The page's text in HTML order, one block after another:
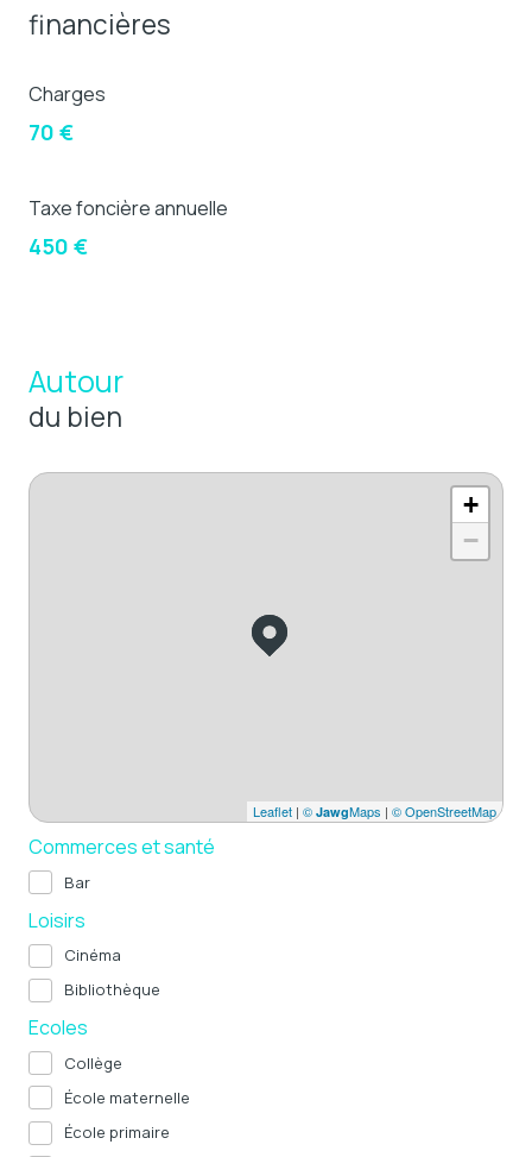
financières
Charges
70 €
Taxe foncière annuelle
450 €
Autour
du bien
+
−
Leaflet | © JawgMaps | © OpenStreetMap
Commerces et santé
Bar
Loisirs
Cinéma
Bibliothèque
Ecoles
Collège
École maternelle
École primaire